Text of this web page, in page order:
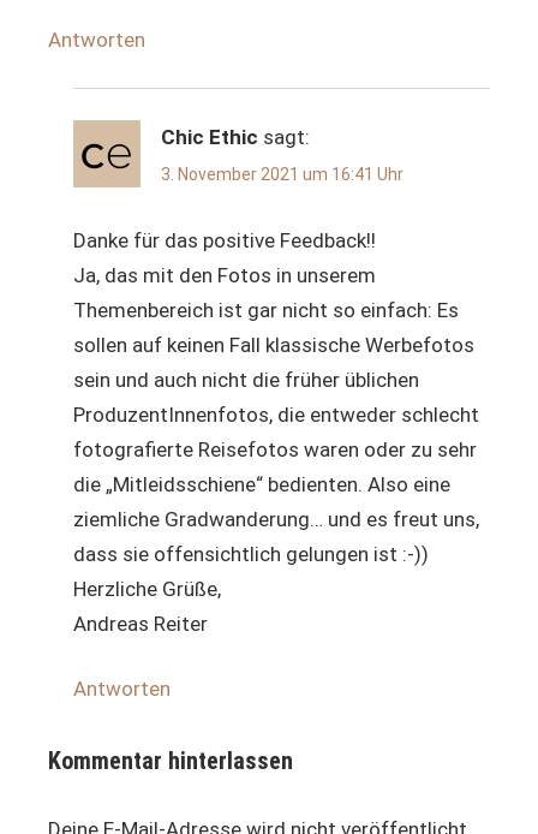
Antworten
Chic Ethic sagt:
3. November 2021 um 16:41 Uhr
Danke für das positive Feedback!!
Ja, das mit den Fotos in unserem
Themenbereich ist gar nicht so einfach: Es
sollen auf keinen Fall klassische Werbefotos
sein und auch nicht die früher üblichen
ProduzentInnenfotos, die entweder schlecht
fotografierte Reisefotos waren oder zu sehr
die „Mitleidsschiene“ bedienten. Also eine
ziemliche Gradwanderung… und es freut uns,
dass sie offensichtlich gelungen ist :-))
Herzliche Grüße,
Andreas Reiter
Antworten
Kommentar hinterlassen
Deine E-Mail-Adresse wird nicht veröffentlicht.